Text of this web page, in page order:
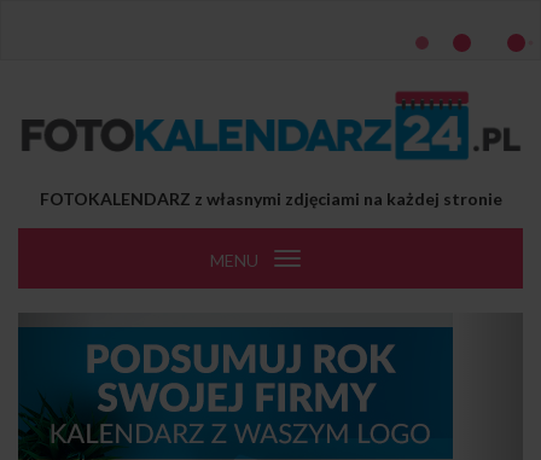
FOTOKALENDARZ z własnymi zdjęciami na każdej stronie
MENU
Toggle
Previous